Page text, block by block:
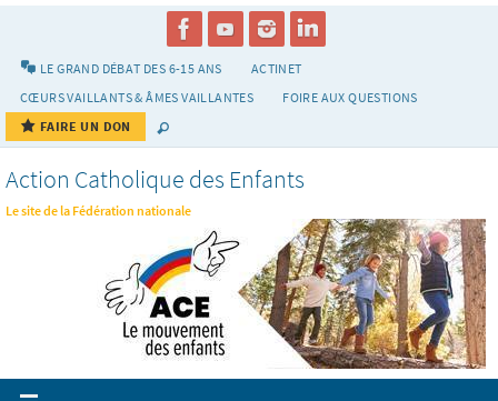
LE GRAND DÉBAT DES 6-15 ANS
ACTINET
CŒURS VAILLANTS & ÂMES VAILLANTES
FOIRE AUX QUESTIONS
FAIRE UN DON
Action Catholique des Enfants
Le site de la Fédération nationale